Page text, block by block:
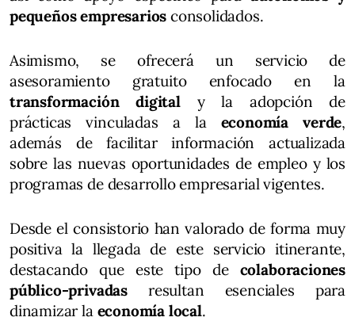
pequeños empresarios consolidados.
Asimismo, se ofrecerá un servicio de
asesoramiento gratuito enfocado en la
transformación digitaly la adopción de
prácticas vinculadas a la economía verde,
además de facilitar información actualizada
sobre las nuevas oportunidades de empleo y los
programas de desarrollo empresarial vigentes.
Desde el consistorio han valorado de forma muy
positiva la llegada de este servicio itinerante,
destacando que este tipo de colaboraciones
público-privadasresultan esenciales para
dinamizar la economía local.